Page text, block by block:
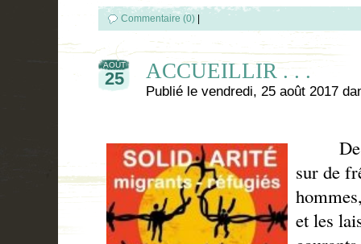
Commentaire (0)
AOÛT
25 ACCUEILLIR . . .
Publié le vendredi, 25 août 2017
Des
sur de
et les